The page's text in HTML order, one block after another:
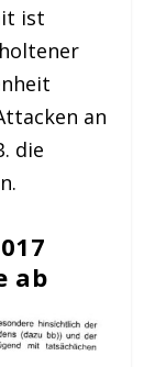
ist
an
die
ab